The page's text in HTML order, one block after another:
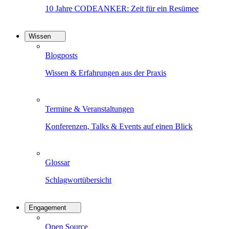
10 Jahre CODEANKER: Zeit für ein Resümee
Wissen
Blogposts
Wissen & Erfahrungen aus der Praxis
Termine & Veranstaltungen
Konferenzen, Talks & Events auf einen Blick
Glossar
Schlagwortübersicht
Engagement
Open Source